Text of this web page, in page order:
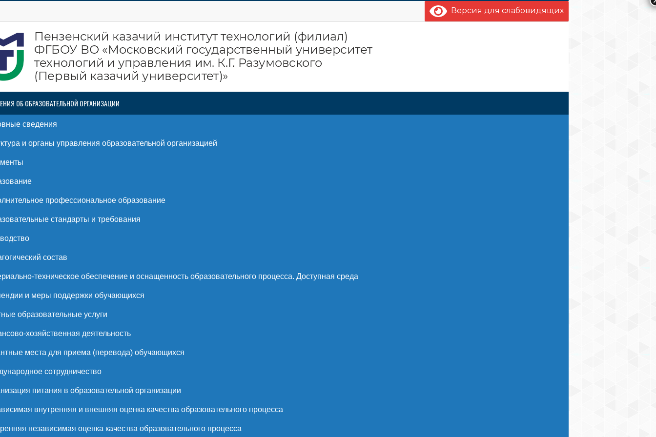
Версия для слабовидящих
ОБ ОБРАЗОВАТЕЛЬНОЙ ОРГАНИЗАЦИИ
сведения
и органы управления образовательной организацией
профессиональное образование
стандарты и требования
состав
техническое обеспечение и оснащенность образовательного процесса. Доступная среда
и меры поддержки обучающихся
образовательные услуги
хозяйственная деятельность
места для приема (перевода) обучающихся
сотрудничество
питания в образовательной организации
внутренняя и внешняя оценка качества образовательного процесса
независимая оценка качества образовательного процесса